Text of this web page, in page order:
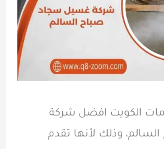
الكويت افضل شركة
وذلك لأنها تقدم